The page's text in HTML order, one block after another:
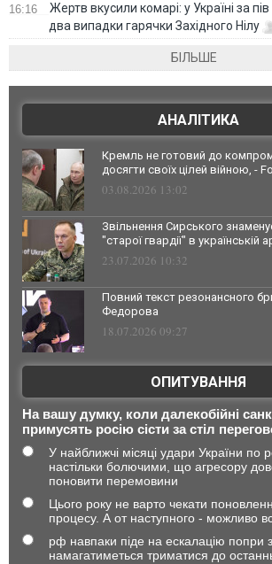
16:16
Жертв вкусили комарі: у Україні за
два випадки гарячки Західного Нілу
БІЛЬШЕ
АНАЛІТИКА
Кремль не готовий до
досягти своїх цілей війною, -
03.08.2026 13:02
Звільнення Сирського
"старої гвардії" в українській
23.07.2026 10:32
Повний текст резонансного
Федорова
18.07.2026 09:27
ОПИТУВАННЯ
На вашу думку, коли далекобійні
примусять росію сісти за стіл
У найближчі місяці удари України по
настільки болючими, що агресору
поновити перемовини
Цього року не варто чекати
процесу. А от наступного - можливо
рф навпаки піде на ескалацію попри
намагатиметься триматися до